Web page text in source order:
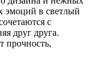
эмоций в светлый
с
друг друга.
прочность,